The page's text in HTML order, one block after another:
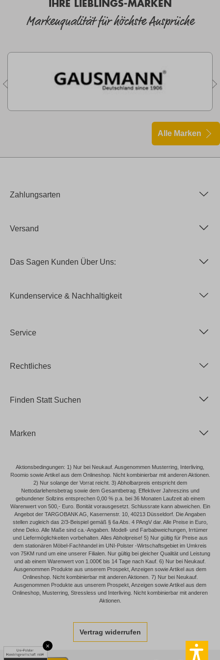
×
IHRE LIEBLINGS-MARKEN
Markenqualität für höchste Ansprüche
Alle Marken
Zahlungsarten
Versand
Das Sagen Kunden Über Uns:
Kundenservice & Nachhaltigkeit
Service
Rechtliches
Finden Statt Suchen
Marken
Aktionsbedingungen: 1) Nur bei Neukauf. Ausgenommen Musterring, Interliving,
Roomio sowie Artikel aus dem Onlineshop. Nicht kombinierbar mit anderen Aktionen.
2) Nur solange der Vorrat reicht. 3) Abholbarpreis entspricht dem
Nettodarlehensbetrag sowie dem Gesamtbetrag. Effektiver Jahreszins und
gebundener Sollzins entsprechen 0,00 % p.a. bei 36 Monaten Laufzeit ab einem
Warenwert von 500,- Euro. Bonität vorausgesetzt. Schlussrate kann abweichen. Ein
Angebot der TARGOBANK AG, Kasernenstr. 10, 40213 Düsseldorf. Die Angaben
stellen zugleich das 2/3-Beispiel gemäß § 6a Abs. 4 PAngV dar. Alle Preise in Euro,
ohne Deko. Alle Maße sind ca.-Angaben. Modell- und Farbabweichungen, Irrtümer
und Liefermöglichkeiten vorbehalten. Alles Abholpreise! 5) Nur gültig für Preise aus
dem stationären Möbel-Fachhandel im UNI-Polster -Wirtschaftsgebiet im Umkreis
von 75KM rund um eine unserer Filialen. Nur gültig bei gleicher Qualität und Leistung
und ab einem Warenwert von 1.000€ bis 14 Tage nach Kauf. 6) Nur bei Neukauf.
Ausgenommen Produkte aus unserem Prospekt, Anzeigen sowie Artikel aus dem
Onlineshop. Nicht kombinierbar mit anderen Aktionen. 7) Nur bei Neukauf.
Ausgenommen Produkte aus unserem Prospekt, Anzeigen sowie Artikel aus dem
Onlineshop, Musterring, Stressless und Interliving. Nicht kombinierbar mit anderen
Aktionen.
Vertrag widerrufen